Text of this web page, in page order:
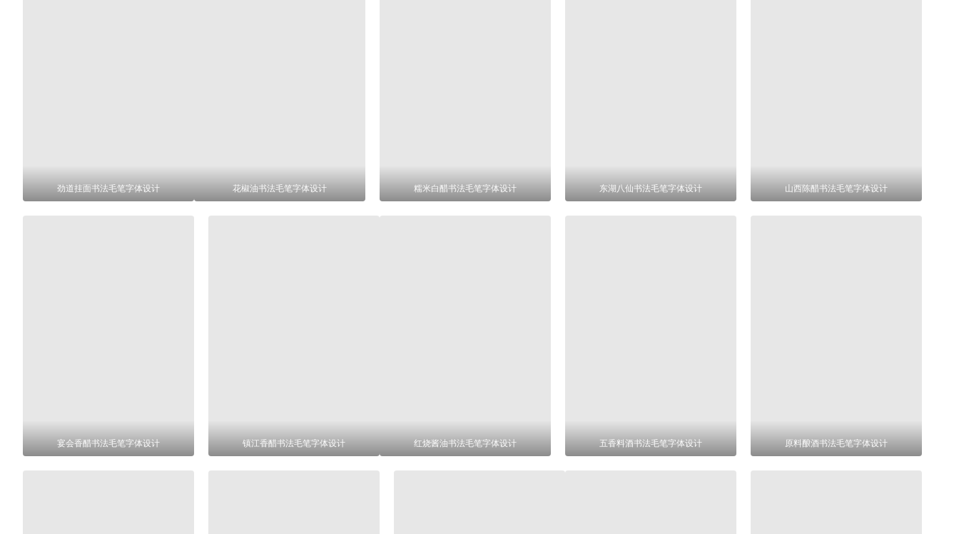
劲道挂面书法毛笔字体设计 花椒油书法毛笔字体设计 糯米白醋书法毛笔字体设计 东湖八仙书法毛笔字体设计 山西陈醋书法毛笔字体设计
宴会香醋书法毛笔字体设计 镇江香醋书法毛笔字体设计 红烧酱油书法毛笔字体设计 五香料酒书法毛笔字体设计 原料酿酒书法毛笔字体设计